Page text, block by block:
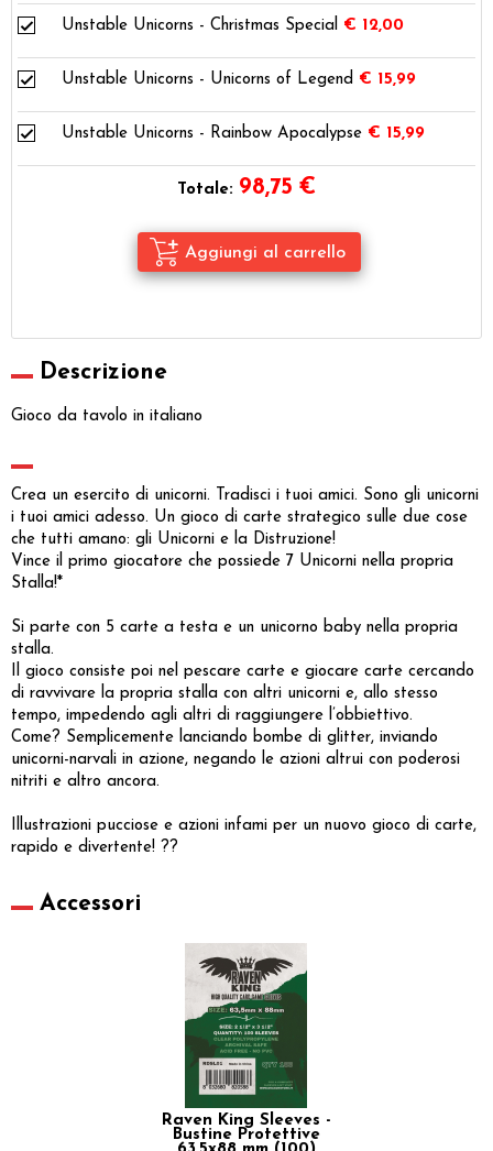
Unstable Unicorns - Christmas Special € 12,00
Unstable Unicorns - Unicorns of Legend € 15,99
Unstable Unicorns - Rainbow Apocalypse € 15,99
Totale: 98,75 €
Descrizione
Gioco da tavolo in italiano
Crea un esercito di unicorni. Tradisci i tuoi amici. Sono gli unicorni
i tuoi amici adesso. Un gioco di carte strategico sulle due cose
che tutti amano: gli Unicorni e la Distruzione!
Vince il primo giocatore che possiede 7 Unicorni nella propria
Stalla!*
Si parte con 5 carte a testa e un unicorno baby nella propria
stalla.
Il gioco consiste poi nel pescare carte e giocare carte cercando
di ravvivare la propria stalla con altri unicorni e, allo stesso
tempo, impedendo agli altri di raggiungere l’obbiettivo.
Come? Semplicemente lanciando bombe di glitter, inviando
unicorni-narvali in azione, negando le azioni altrui con poderosi
nitriti e altro ancora.
Illustrazioni pucciose e azioni infami per un nuovo gioco di carte,
rapido e divertente! ??
Accessori
Raven King Sleeves -
Bustine Protettive